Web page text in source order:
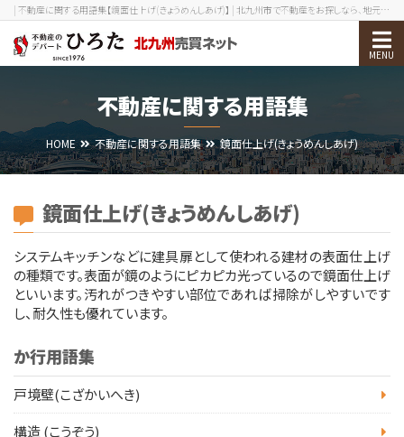
| 不動産に関する用語集【鏡面仕上げ(きょうめんしあげ)】 | 北九州市で不動産をお探しなら、地元密着40年以上の実績を誇る不動産のデパートひろたへ！
物件検索
売却をお考えの方
北九州エリアガイド
0120-210-393 メール
会員ログイン
不動産に関する用語集
HOME 不動産に関する用語集 鏡面仕上げ(きょうめんしあげ)
鏡面仕上げ(きょうめんしあげ)
システムキッチンなどに建具扉として使われる建材の表面仕上げ
の種類です。表面が鏡のようにピカピカ光っているので鏡面仕上げ
といいます。汚れがつきやすい部位であれば掃除がしやすいです
し、耐久性も優れています。
か行用語集
戸境壁(こざかいへき)
構造 (こうぞう)